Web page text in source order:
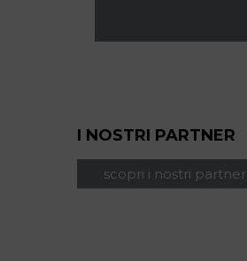
I NOSTRI PARTNER
scopri i nostri partner